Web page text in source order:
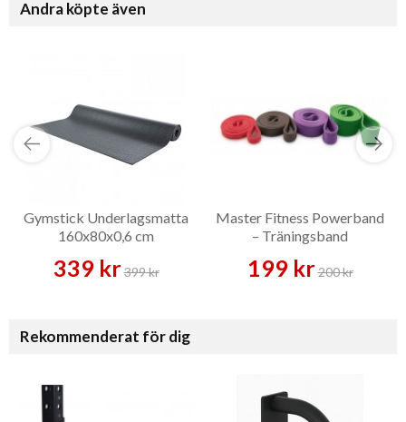
Andra köpte även
Gymstick Underlagsmatta
160x80x0,6 cm
339 kr399 kr
Master Fitness Powerband
– Träningsband
199 kr200 kr
Rekommenderat för dig